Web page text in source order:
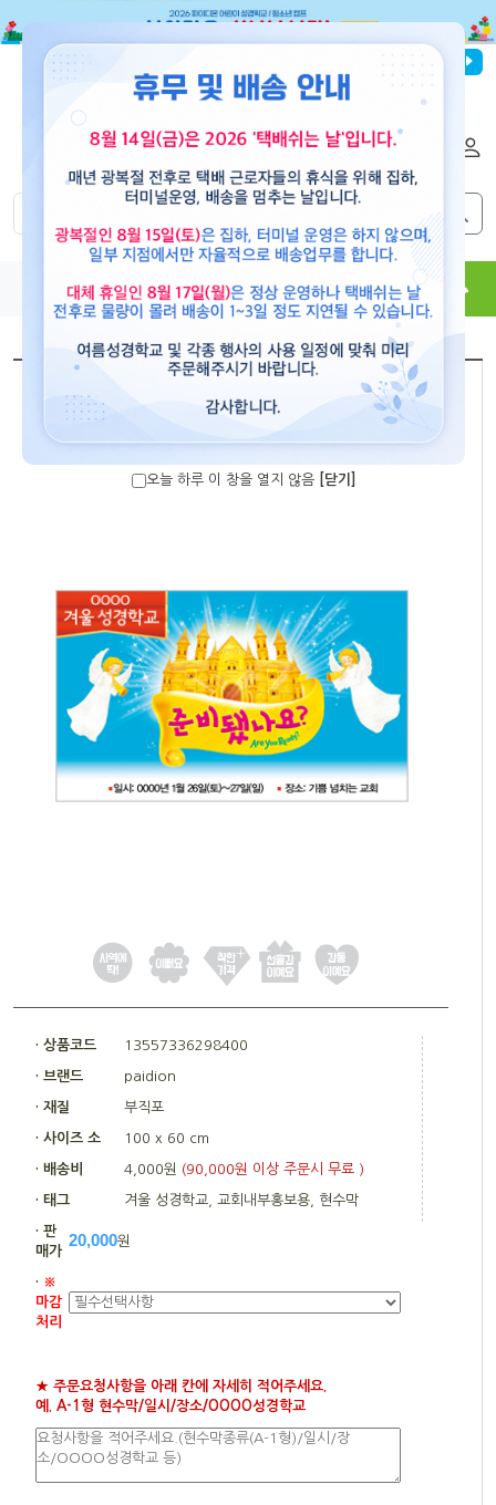
파이디온선교회
도서 뮤직 용품 현수막 콘텐츠
[paidion]
준비됐나요? 교회 내부 홍보용 현수막 (小)
· 상품코드 13557336298400
· 브랜드 paidion
· 재질 부직포
· 사이즈 소 100 x 60 cm
· 배송비 4,000원 (90,000원 이상 주문시 무료 )
· 태그 겨울 성경학교, 교회내부홍보용, 현수막
· 판
매가
20,000원
· ※
마감
처리
★ 주문요청사항을 아래 칸에 자세히 적어주세요.
예. A-1형 현수막/일시/장소/OOOO성경학교
오늘 하루 이 창을 열지 않음 [닫기]